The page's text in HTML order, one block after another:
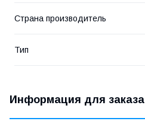
Страна производитель
Тип
Информация для заказа